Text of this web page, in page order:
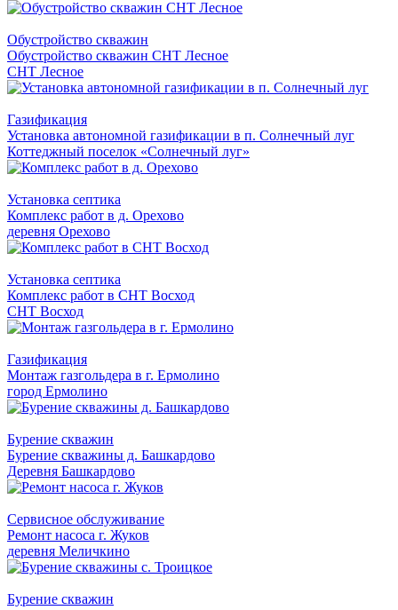
Обустройство скважин
Обустройство скважин СНТ Лесное
СНТ Лесное
Газификация
Установка автономной газификации в п. Солнечный луг
Коттеджный поселок «Солнечный луг»
Установка септика
Комплекс работ в д. Орехово
деревня Орехово
Установка септика
Комплекс работ в СНТ Восход
СНТ Восход
Газификация
Монтаж газгольдера в г. Ермолино
город Ермолино
Бурение скважин
Бурение скважины д. Башкардово
Деревня Башкардово
Сервисное обслуживание
Ремонт насоса г. Жуков
деревня Меличкино
Бурение скважин